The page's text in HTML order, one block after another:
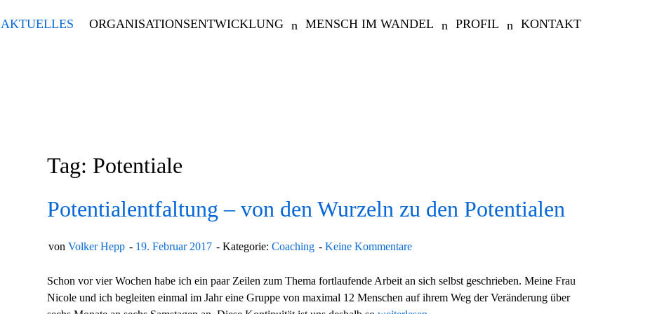
AKTUELLES ORGANISATIONSENTWICKLUNG MENSCH IM WANDEL PROFIL KONTAKT
Tag: Potentiale
Potentialentfaltung – von den Wurzeln zu den Potentialen
von Volker Hepp 19. Februar 2017 Kategorie: Coaching Keine Kommentare
Schon vor vier Wochen habe ich ein paar Zeilen zum Thema fortlaufende Arbeit an sich selbst geschrieben. Meine Frau
Nicole und ich begleiten einmal im Jahr eine Gruppe von maximal 12 Menschen auf ihrem Weg der Veränderung über